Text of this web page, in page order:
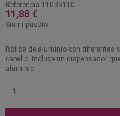
Referencia 11033110
11,88 €
Sin impuesto
Rollos de aluminio con diferentes
cabello. Incluye un dispensador
aluminio.